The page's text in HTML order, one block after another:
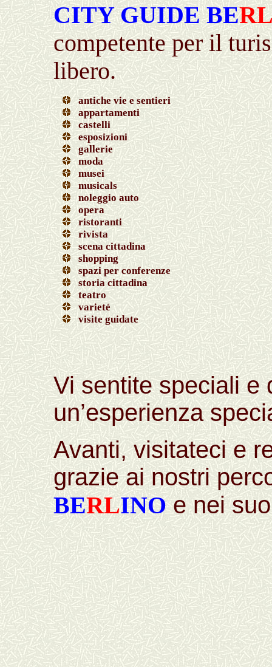
CITY GUIDE BE
competente per il
libero.
antiche vie e sentieri
appartamenti
castelli
esposizioni
gallerie
moda
musei
musicals
noleggio auto
opera
ristoranti
rivista
scena cittadina
shopping
spazi per conferenze
storia cittadina
teatro
varieté
visite guidate
Vi sentite speciali e
un’esperienza
Avanti, visitateci e
grazie ai nostri
BERLINOe nei